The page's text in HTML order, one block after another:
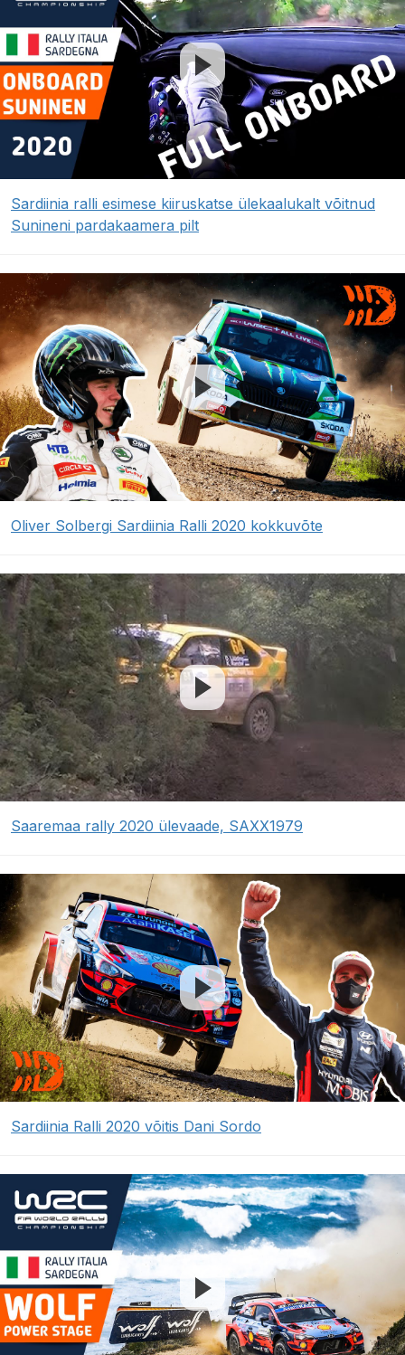
Sardiinia ralli esimese kiiruskatse ülekaalukalt võitnud
Sunineni pardakaamera pilt
Oliver Solbergi Sardiinia Ralli 2020 kokkuvõte
Saaremaa rally 2020 ülevaade, SAXX1979
Sardiinia Ralli 2020 võitis Dani Sordo